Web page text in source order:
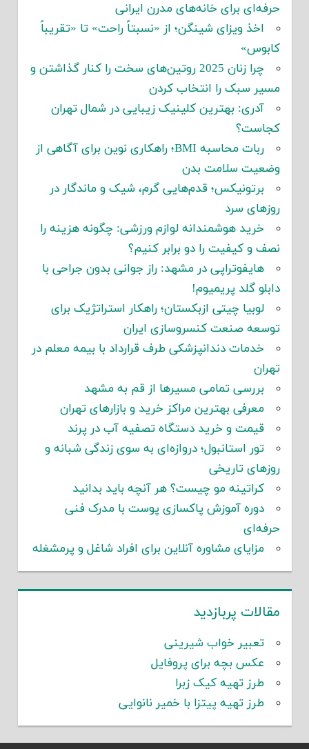
حرفه‌ای برای خانه‌های مدرن ایرانی
اخذ ویزای شینگن؛ از «نسبتاً راحت» تا «تقریباً
کابوس»
چرا زنان 2025 روتین‌های سخت را کنار گذاشتن و
مسیر سبک را انتخاب کردن
آدری: بهترین کلینیک زیبایی در شمال تهران
کجاست؟
ربات محاسبه BMI؛ راهکاری نوین برای آگاهی از
وضعیت سلامت بدن
برتونیکس؛ قدم‌هایی گرم، شیک و ماندگار در
روزهای سرد
خرید هوشمندانه لوازم ورزشی: چگونه هزینه را
نصف و کیفیت را دو برابر کنیم؟
هایفوتراپی در مشهد: راز جوانی بدون جراحی با
دابلو گلد پریمیوم!
لوبیا چیتی ازبکستان؛ راهکار استراتژیک برای
توسعه صنعت کنسروسازی ایران
خدمات دندانپزشکی طرف قرارداد با بیمه معلم در
تهران
بررسی تمامی مسیرها از قم به مشهد
معرفی بهترین مراکز خرید و بازارهای تهران
قیمت و خرید دستگاه تصفیه آب در پرند
تور استانبول؛ دروازه‌ای به سوی زندگی شبانه و
روزهای تاریخی
کراتینه مو چیست؟ هر آنچه باید بدانید
دوره آموزش پاکسازی پوست با مدرک فنی
حرفه‌ای
مزایای مشاوره آنلاین برای افراد شاغل و پرمشغله
مقالات پربازدید
تعبیر خواب شیرینی
عکس بچه برای پروفایل
طرز تهیه کیک زبرا
طرز تهیه پیتزا با خمیر نانوایی